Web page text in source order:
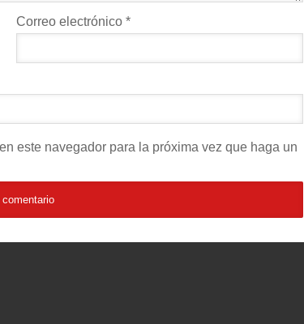
Correo electrónico *
este navegador para la próxima vez que haga un